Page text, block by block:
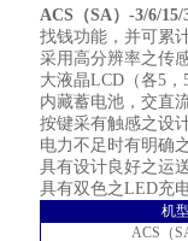
ACS（SA）-3/6/15/
找钱功能，并可累
采用高分辨率之传
大液晶LCD（各5
内藏蓄电池，交直
按键采有触感之设
电力不足时有明确
具有设计良好之运
具有双色之LED充
机
ACS（